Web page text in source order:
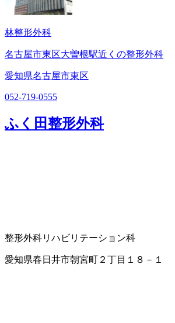
林整形外科
名古屋市東区大曽根駅近くの整形外科
愛知県名古屋市東区
052-719-0555
ふく田整形外科
整形外科リハビリテーション科
愛知県春日井市朝宮町２丁目１８－１